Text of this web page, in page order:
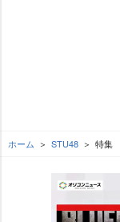
ホーム STU48 特集